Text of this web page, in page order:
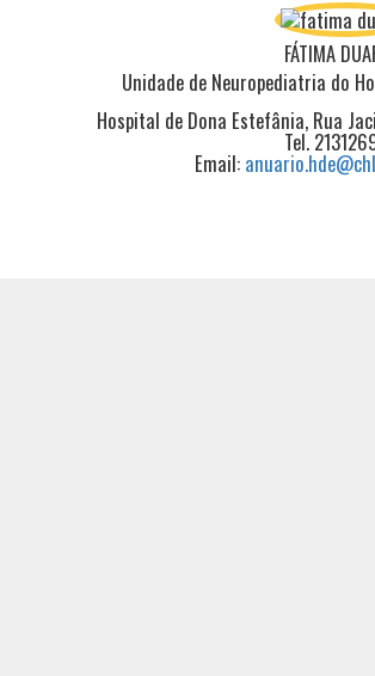
FÁTIMA
Unidade de Neuropediatria do
Hospital de Dona Estefânia, Rua
Tel.
Email: